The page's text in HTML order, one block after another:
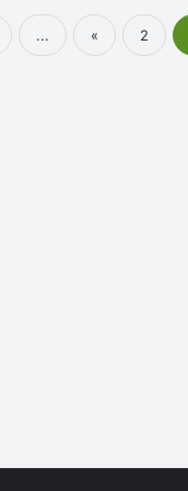
... « 2